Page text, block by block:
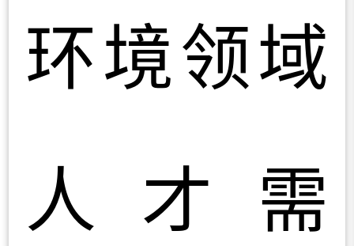
环境领域
人才需